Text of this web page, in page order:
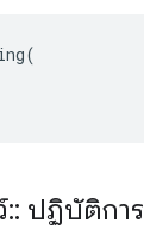
:: ปฏิบัติการ